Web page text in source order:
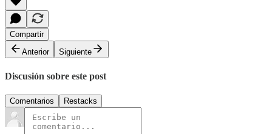
Compartir
Anterior
Siguiente
Discusión sobre este post
Comentarios Restacks